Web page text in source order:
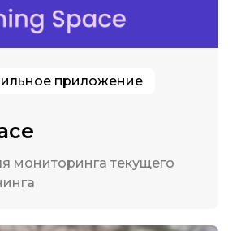
приложение
мониторинга текущего